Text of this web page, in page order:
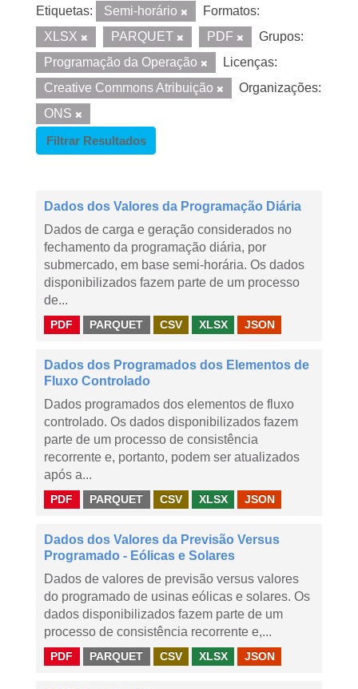
Etiquetas: Semi-horário
Formatos:
XLSX
PARQUET PDF
Grupos:
Programação da Operação
Licenças:
Creative Commons Atribuição
Organizações:
ONS
Filtrar Resultados
Dados dos Valores da Programação Diária
Dados de carga e geração considerados no
fechamento da programação diária, por
submercado, em base semi-horária. Os dados
disponibilizados fazem parte de um processo
de...
PDF PARQUET CSV XLSX JSON
Dados dos Programados dos Elementos de
Fluxo Controlado
Dados programados dos elementos de fluxo
controlado. Os dados disponibilizados fazem
parte de um processo de consistência
recorrente e, portanto, podem ser atualizados
após a...
PDF PARQUET CSV XLSX JSON
Dados dos Valores da Previsão Versus
Programado - Eólicas e Solares
Dados de valores de previsão versus valores
do programado de usinas eólicas e solares. Os
dados disponibilizados fazem parte de um
processo de consistência recorrente e,...
PDF PARQUET CSV XLSX JSON